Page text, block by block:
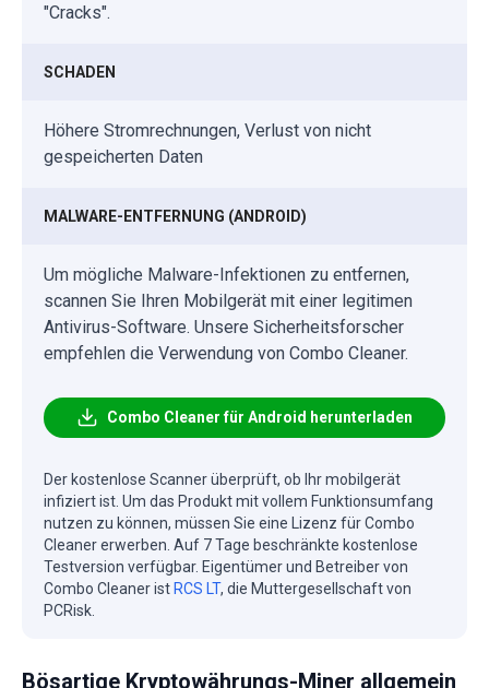
"Cracks".
SCHADEN
Höhere Stromrechnungen, Verlust von nicht
gespeicherten Daten
MALWARE-ENTFERNUNG (ANDROID)
Um mögliche Malware-Infektionen zu entfernen,
scannen Sie Ihren Mobilgerät mit einer legitimen
Antivirus-Software. Unsere Sicherheitsforscher
empfehlen die Verwendung von Combo Cleaner.
Combo Cleaner für Android herunterladen
Der kostenlose Scanner überprüft, ob Ihr mobilgerät
infiziert ist. Um das Produkt mit vollem Funktionsumfang
nutzen zu können, müssen Sie eine Lizenz für Combo
Cleaner erwerben. Auf 7 Tage beschränkte kostenlose
Testversion verfügbar. Eigentümer und Betreiber von
Combo Cleaner ist RCS LT, die Muttergesellschaft von
PCRisk.
Bösartige Kryptowährungs-Miner allgemein